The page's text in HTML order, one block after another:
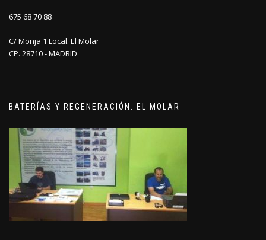
675 68 70 88
C/ Monja 1 Local. El Molar
CP. 28710 - MADRID
BATERÍAS Y REGENERACIÓN. EL MOLAR